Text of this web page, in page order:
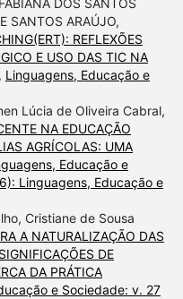
DOS SANTOS
SANTOS ARAÚJO,
REFLEXÕES
E USO DAS TIC NA
, Linguagens, Educação e
Lúcia de Oliveira Cabral,
NA EDUCAÇÃO
AGRÍCOLAS: UMA
Educação e
Linguagens, Educação e
Cristiane de Sousa
A NATURALIZAÇÃO DAS
DE
DA PRÁTICA
e Sociedade: v. 27